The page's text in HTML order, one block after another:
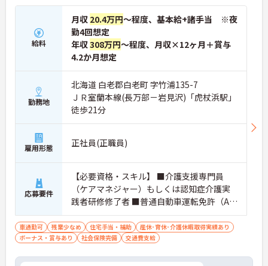
給料
月収 20.4万円～程度、基本給+諸手当 ※夜
勤4回想定
年収308万円～程度、月収×12ヶ月＋賞与
4.2か月想定
勤務地
北海道 白老郡白老町 字竹浦135-7
ＪＲ室蘭本線(長万部－岩見沢)「虎杖浜駅」
徒歩21分
雇用形態 正社員(正職員)
応募要件
【必要資格・スキル】 ■介護支援専門員
（ケアマネジャー）もしくは認知症介護実
践者研修修了者 ■普通自動車運転免許（AT
限定可）必須 ■介護福祉士資格あれば尚可
車通勤可 残業少なめ 住宅手当・補助
産休･育休･介護休暇取得実績あり
ボーナス・賞与あり
社会保険完備 交通費支給